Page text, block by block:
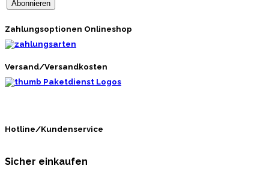
Zahlungsoptionen Onlineshop
Versand/Versandkosten
Hotline/Kundenservice
Sicher einkaufen